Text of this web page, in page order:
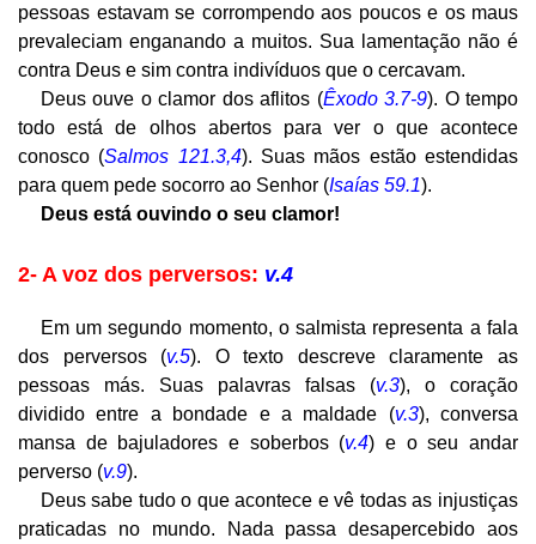
pessoas estavam se corrompendo aos poucos e os maus
prevaleciam enganando a muitos. Sua lamentação não é
contra Deus e sim contra indivíduos que o cercavam.
Deus ouve o clamor dos aflitos (Êxodo 3.7-9). O tempo
todo está de olhos abertos para ver o que acontece
conosco (Salmos 121.3,4). Suas mãos estão estendidas
para quem pede socorro ao Senhor (Isaías 59.1).
Deus está ouvindo o seu clamor!
2- A voz dos perversos: v.4
Em um segundo momento, o salmista representa a fala
dos perversos (v.5). O texto descreve claramente as
pessoas más. Suas palavras falsas (v.3), o coração
dividido entre a bondade e a maldade (v.3), conversa
mansa de bajuladores e soberbos (v.4) e o seu andar
perverso (v.9).
Deus sabe tudo o que acontece e vê todas as injustiças
praticadas no mundo. Nada passa desapercebido aos